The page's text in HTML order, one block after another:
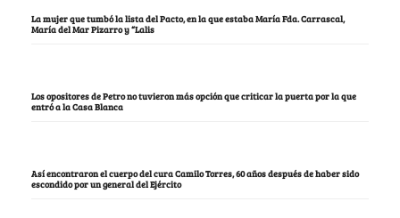
La mujer que tumbó la lista del Pacto, en la que estaba María Fda. Carrascal,
María del Mar Pizarro y “Lalis
Los opositores de Petro no tuvieron más opción que criticar la puerta por la que
entró a la Casa Blanca
Así encontraron el cuerpo del cura Camilo Torres, 60 años después de haber sido
escondido por un general del Ejército